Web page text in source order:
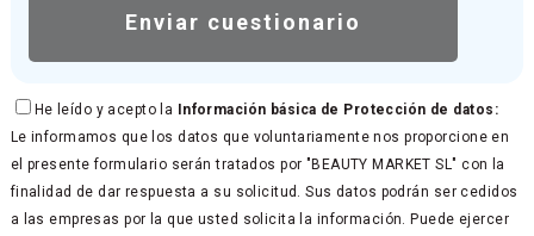
He leído y acepto la Información básica de Protección de datos:
Le informamos que los datos que voluntariamente nos proporcione en
el presente formulario serán tratados por "BEAUTY MARKET SL" con la
finalidad de dar respuesta a su solicitud. Sus datos podrán ser cedidos
a las empresas por la que usted solicita la información. Puede ejercer